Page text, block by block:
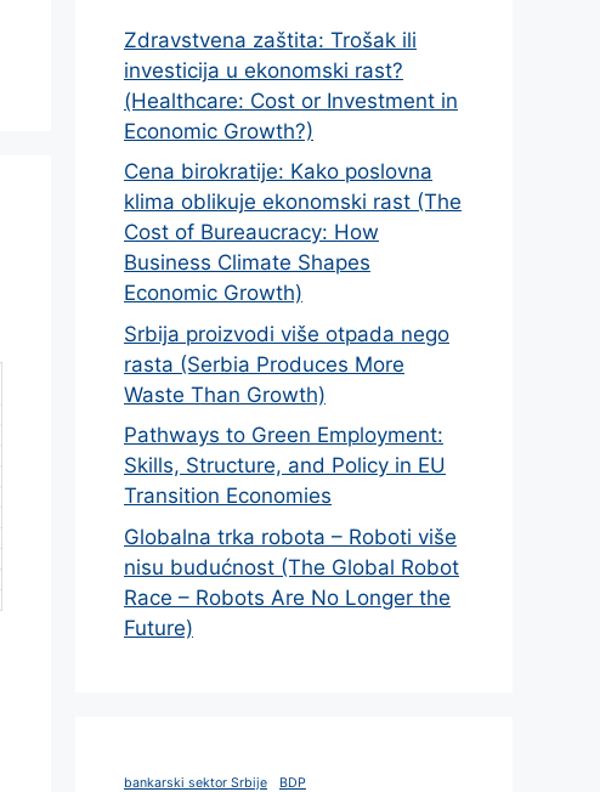
Zdravstvena zaštita: Trošak ili
investicija u ekonomski rast?
(Healthcare: Cost or Investment in
Economic Growth?)
Cena birokratije: Kako poslovna
klima oblikuje ekonomski rast (The
Cost of Bureaucracy: How
Business Climate Shapes
Economic Growth)
Srbija proizvodi više otpada nego
rasta (Serbia Produces More
Waste Than Growth)
Pathways to Green Employment:
Skills, Structure, and Policy in EU
Transition Economies
Globalna trka robota – Roboti više
nisu budućnost (The Global Robot
Race – Robots Are No Longer the
Future)
bankarski sektor Srbije BDP